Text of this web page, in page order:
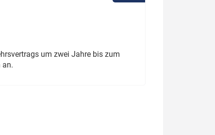
um zwei Jahre bis zum
an.